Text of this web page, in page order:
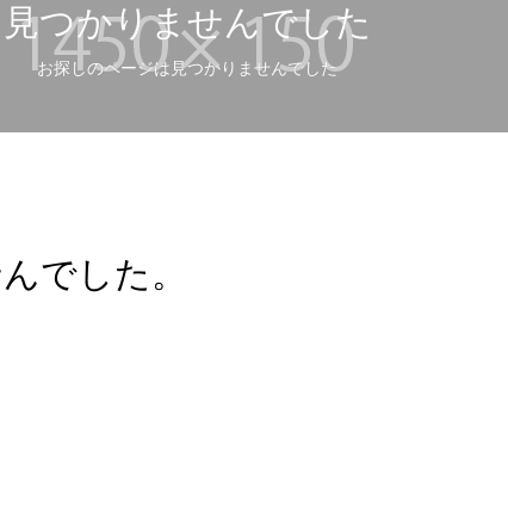
見つかりませんでした
お探しのページは見つかりませんでした
でした。